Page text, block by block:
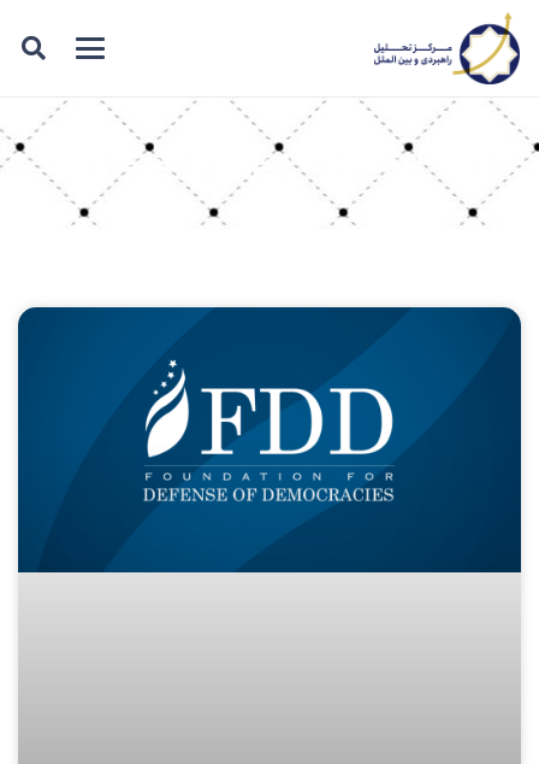
برچسب: صهیونیست